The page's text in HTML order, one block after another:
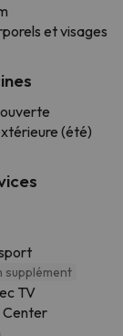
et visages
(été)
supplément
TV
Center